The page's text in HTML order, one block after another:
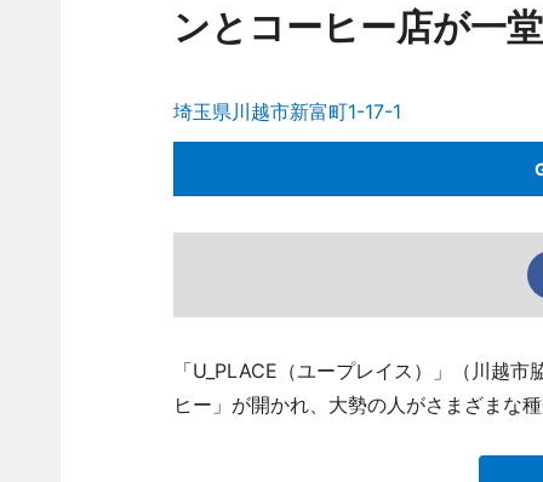
ンとコーヒー店が一
埼玉県川越市新富町1-17-1
「U_PLACE（ユープレイス）」（川越
ヒー」が開かれ、大勢の人がさまざまな